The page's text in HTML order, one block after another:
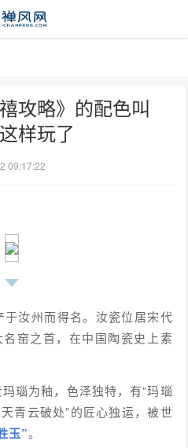
攻略》的配色叫
样玩了
09:17:22
汝州而得名。汝瓷位居宋代
窑之首，在中国陶瓷史上素
瑙为釉，色泽独特，有“玛瑙
青云破处”的匠心独运，被世
玉”。